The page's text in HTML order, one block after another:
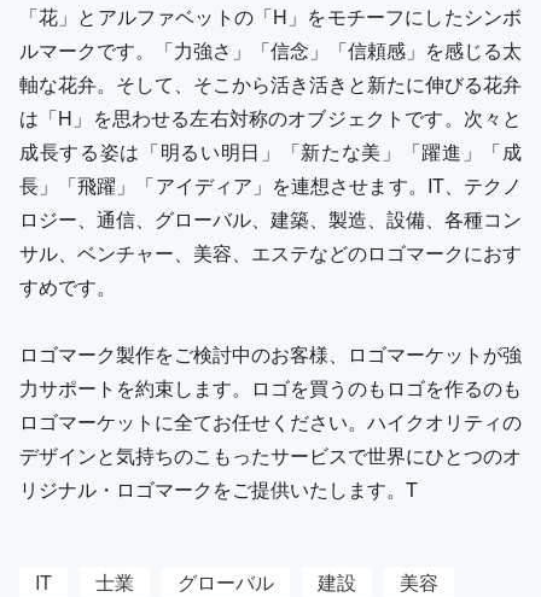
「花」とアルファベットの「H」をモチーフにしたシンボ
ルマークです。「力強さ」「信念」「信頼感」を感じる太
軸な花弁。そして、そこから活き活きと新たに伸びる花弁
は「H」を思わせる左右対称のオブジェクトです。次々と
成長する姿は「明るい明日」「新たな美」「躍進」「成
長」「飛躍」「アイディア」を連想させます。IT、テクノ
ロジー、通信、グローバル、建築、製造、設備、各種コン
サル、ベンチャー、美容、エステなどのロゴマークにおす
すめです。
ロゴマーク製作をご検討中のお客様、ロゴマーケットが強
力サポートを約束します。ロゴを買うのもロゴを作るのも
ロゴマーケットに全てお任せください。ハイクオリティの
デザインと気持ちのこもったサービスで世界にひとつのオ
リジナル・ロゴマークをご提供いたします。T
IT 士業 グローバル 建設 美容